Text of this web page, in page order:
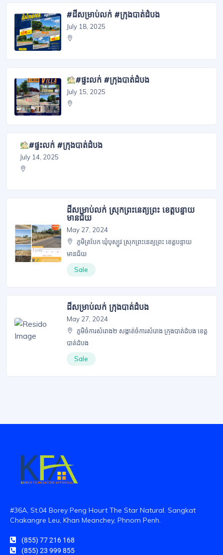
#ដីសម្រាប់លក់ #ក្រុងបាត់ដំបង
July 18, 2025
#ផ្ទះលក់ #ក្រុងបាត់ដំបង
July 15, 2025
#ផ្ទះលក់ #ក្រុងបាត់ដំបង
July 14, 2025
ដីសម្រាប់លក់ ស្រុកព្រះនេត្យព្រះ ខេត្តបន្ទាយ
មានជ័យ
May 27, 2024
ភូមិត្របែក ឃុំបុស្បូវ ស្រុកព្រះនេត្យព្រះ ខេត្តបន្ទាយ
មានជ័យ
Sale
ដីសម្រាប់លក់ ក្រុងបាត់ដំបង
May 27, 2024
ភូមិចំការសំរោង២ សង្កាត់ចំការសំរោង ក្រុងបាត់ដំបង ខេត្ត
បាត់ដំបង
Sale
#36A, St.04 Borey Peng Hourt The Star Natural. Sangkat
Chakangre Leu, Khan Meanchey, Phnom Penh.
(855) 77 216 168
(855) 23 999 855